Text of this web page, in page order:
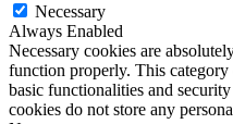
Necessary
Always Enabled
Necessary cookies are
function properly. This
basic functionalities and
cookies do not store any